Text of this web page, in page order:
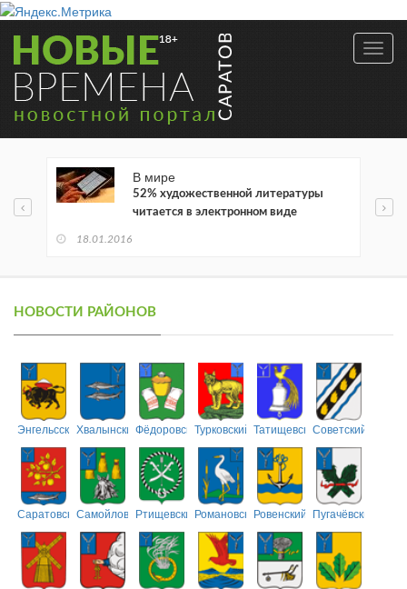
В мире
52% художественной литературы
читается в электронном виде
18.01.2016
НОВОСТИ РАЙОНОВ
ЭнгельсскийХвалынскийФёдоровскийТурковский ТатищевскийСоветский
СаратовскийСамойловскийРтищевскийРомановскийРовенский Пугачёвский